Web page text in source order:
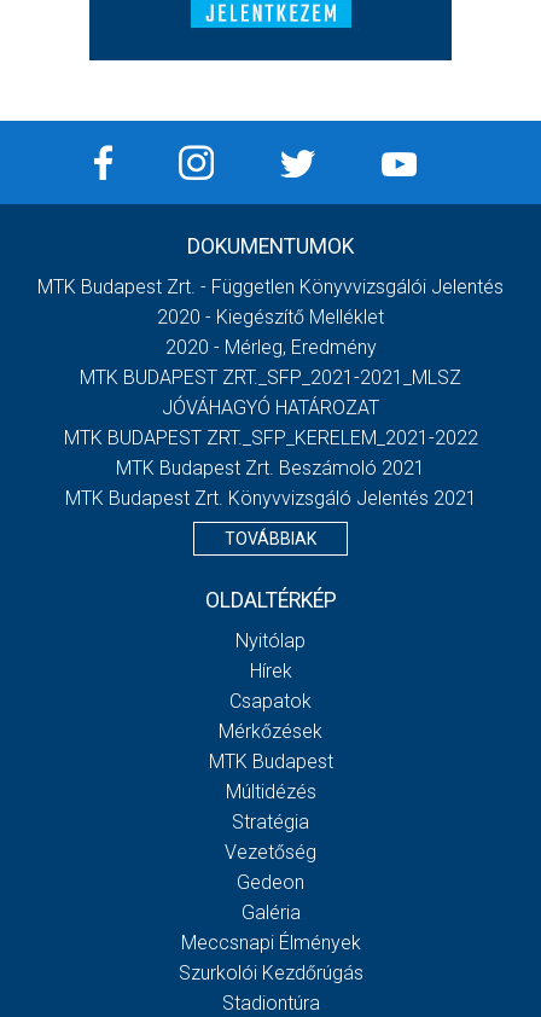
DOKUMENTUMOK
MTK Budapest Zrt. - Független Könyvvizsgálói Jelentés
2020 - Kiegészítő Melléklet
2020 - Mérleg, Eredmény
MTK BUDAPEST ZRT._SFP_2021-2021_MLSZ
JÓVÁHAGYÓ HATÁROZAT
MTK BUDAPEST ZRT._SFP_KERELEM_2021-2022
MTK Budapest Zrt. Beszámoló 2021
MTK Budapest Zrt. Könyvvizsgáló Jelentés 2021
TOVÁBBIAK
OLDALTÉRKÉP
Nyitólap
Hírek
Csapatok
Mérkőzések
MTK Budapest
Múltidézés
Stratégia
Vezetőség
Gedeon
Galéria
Meccsnapi Élmények
Szurkolói Kezdőrúgás
Stadiontúra